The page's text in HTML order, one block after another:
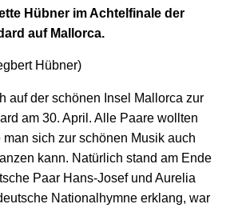
Hübner im Achtelfinale der
auf Mallorca.
Hübner)
auf der schönen Insel Mallorca zur
am 30. April. Alle Paare wollten
sich zur schönen Musik auch
kann. Natürlich stand am Ende
Paar Hans-Josef und Aurelia
Nationalhymne erklang, war